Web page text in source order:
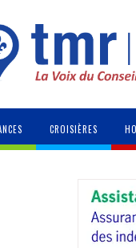
CROISIÈRES